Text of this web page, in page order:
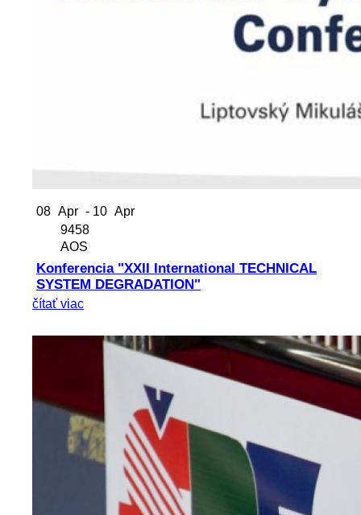
08 Apr - 10 Apr
9458
AOS
Konferencia "XXII International TECHNICAL
SYSTEM DEGRADATION"
čítať viac